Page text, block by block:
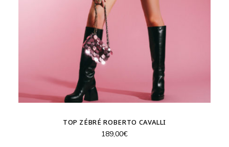
TOP ZÉBRÉ ROBERTO CAVALLI
189,00€